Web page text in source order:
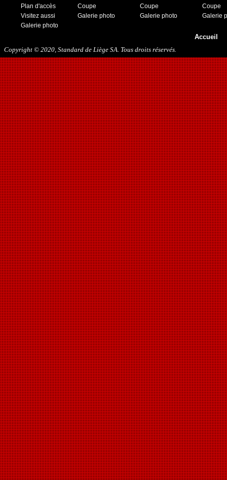
Plan d'accès
Visitez aussi
Galerie photo
Coupe
Galerie photo
Coupe
Galerie photo
Coupe
Galerie
Accueil
Copyright © 2020, Standard de Liège SA. Tous droits réservés.